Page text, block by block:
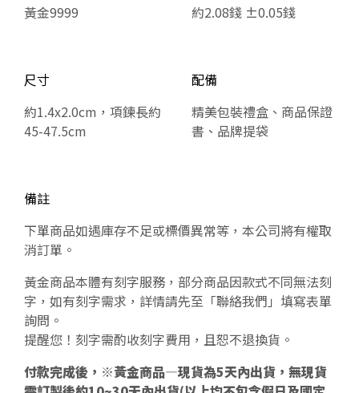
黃金9999
約2.08錢 ±0.05錢
尺寸
約1.4x2.0cm，項鍊長約
45-47.5cm
配備
精美包裝禮盒、商品保證
書、品牌提袋
備註
下單商品如遇庫存不足或標價異常等，本公司將有權取
消訂單。
黃金商品本體有刻字服務，部分商品因款式不同無法刻
字，如有刻字需求，詳情請先至「聯絡我們」填寫表單
詢問。
提醒您！刻字需酌收刻字費用，且恕不退換貨。
付款完成後，※黃金商品—現貨為5天內出貨，無現貨